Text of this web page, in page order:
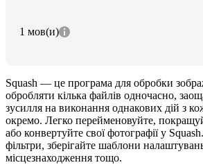
1 мов(и)
Squash — це програма для обробки
обробляти кілька файлів одночасно,
зусилля на виконання однакових дій з
окремо. Легко перейменовуйте,
або конвертуйте свої фотографії у
фільтри, зберігайте шаблони
місцезнаходження тощо.